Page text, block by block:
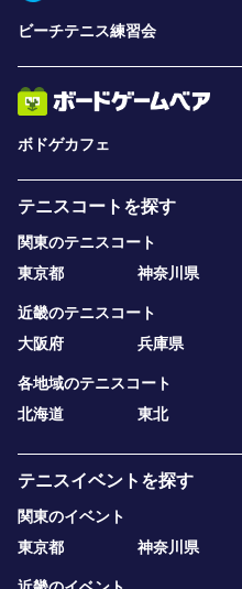
ビーチテニス練習会
ボドゲカフェ
テニスコートを探す
関東のテニスコート
東京都
神奈川県
近畿のテニスコート
大阪府
兵庫県
各地域のテニスコート
北海道
東北
テニスイベントを探す
関東のイベント
東京都
神奈川県